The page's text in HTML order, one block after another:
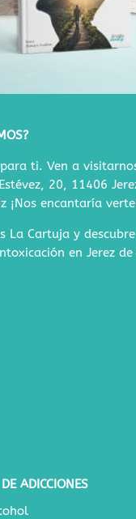
ti. Ven a
20, 11406
¡Nos encantaría
La Cartuja y descubre
en Jerez
ADICCIONES